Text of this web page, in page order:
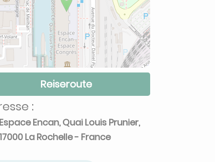
Reiseroute
:
Espace Encan, Quai Louis Prunier,
17000 La Rochelle - France